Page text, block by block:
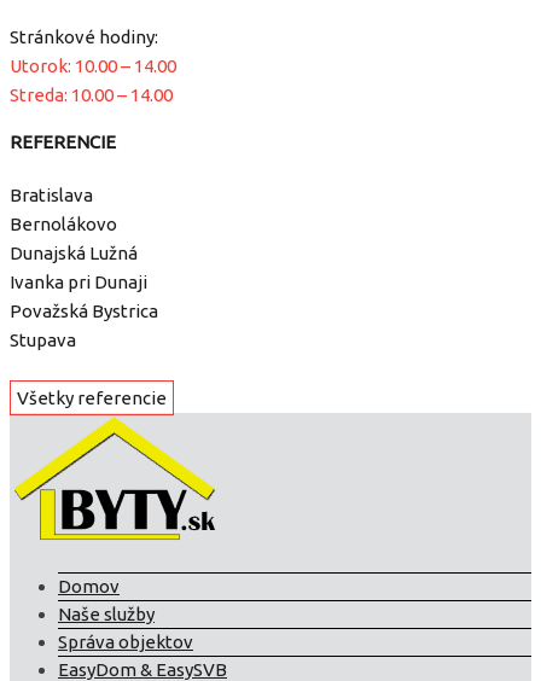
Stránkové hodiny:
Utorok: 10.00 – 14.00
Streda: 10.00 – 14.00
REFERENCIE
Bratislava
Bernolákovo
Dunajská Lužná
Ivanka pri Dunaji
Považská Bystrica
Stupava
Všetky referencie
Domov
Naše služby
Správa objektov
EasyDom & EasySVB